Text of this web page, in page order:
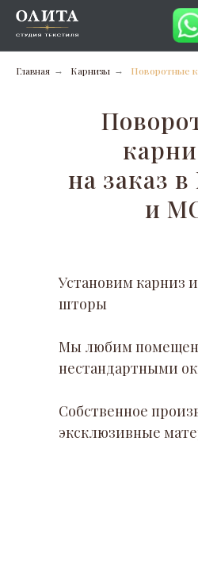
Главная → Карнизы → Поворотные
на заказ
и
Установим карниз
шторы
Мы любим
нестандартными
Собственное
эксклюзивные